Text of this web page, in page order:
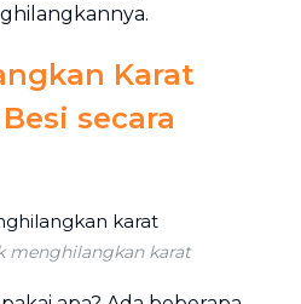
Karat
secara
menghilangkan karat